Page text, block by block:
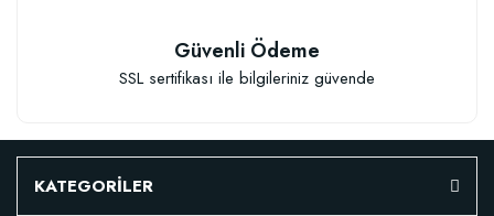
Güvenli Ödeme
SSL sertifikası ile bilgileriniz güvende
KATEGORİLER